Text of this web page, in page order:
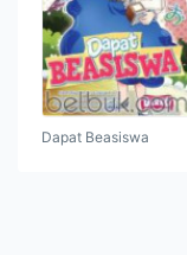
Dapat Beasiswa